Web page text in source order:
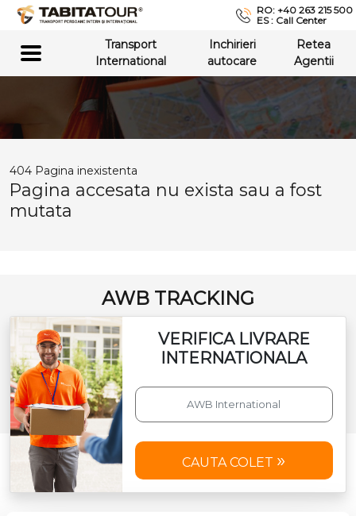
RO: +40 263 215 500
ES : Call Center
Transport
International
Inchirieri
autocare
Retea
Agentii
404 Pagina inexistenta
Pagina accesata nu exista sau a fost
mutata
AWB TRACKING
VERIFICA LIVRARE
INTERNATIONALA
CAUTA COLET